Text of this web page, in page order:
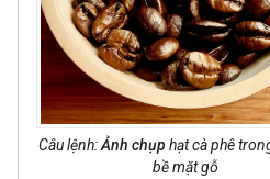
Câu lệnh:Ảnh chụp hạt cà phê
bề mặt gỗ